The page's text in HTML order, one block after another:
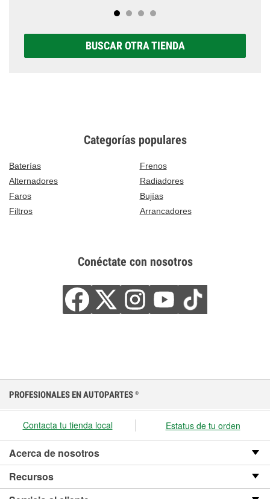
BUSCAR OTRA TIENDA
Categorías populares
Baterías
Frenos
Alternadores
Radiadores
Faros
Bujías
Filtros
Arrancadores
Conéctate con nosotros
PROFESIONALES EN AUTOPARTES ®
Contacta tu tienda local Estatus de tu orden
Acerca de nosotros
Recursos